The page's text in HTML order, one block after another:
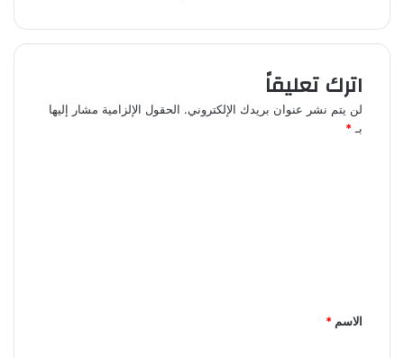
اترك تعليقاً
لن يتم نشر عنوان بريدك الإلكتروني. الحقول الإلزامية مشار إليها
بـ *
ق
الاسم *